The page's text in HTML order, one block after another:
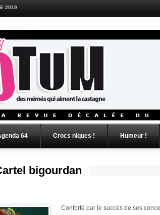
2019
64 Crocs niques ! Humeur !
bigourdan
Conforté par le succès de ses